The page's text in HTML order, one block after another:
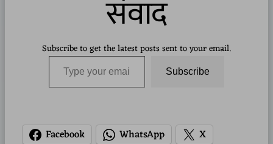
संवाद
Subscribe to get the latest posts sent to your email.
Type your email…
Subscribe
Facebook WhatsApp
X